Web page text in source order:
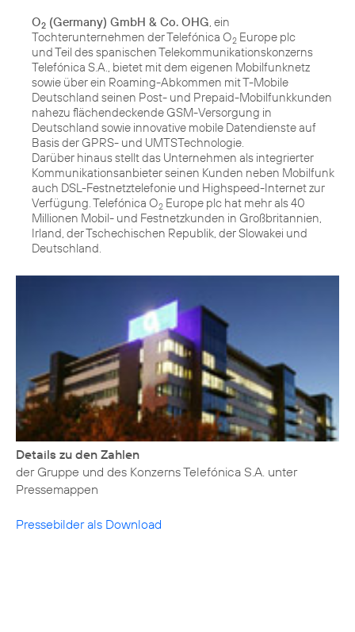
O2 (Germany) GmbH & Co. OHG, ein
Tochterunternehmen der Telefónica O2 Europe plc
und Teil des spanischen Telekommunikationskonzerns
Telefónica S.A., bietet mit dem eigenen Mobilfunknetz
sowie über ein Roaming-Abkommen mit T-Mobile
Deutschland seinen Post- und Prepaid-Mobilfunkkunden
nahezu flächendeckende GSM-Versorgung in
Deutschland sowie innovative mobile Datendienste auf
Basis der GPRS- und UMTSTechnologie.
Darüber hinaus stellt das Unternehmen als integrierter
Kommunikationsanbieter seinen Kunden neben Mobilfunk
auch DSL-Festnetztelefonie und Highspeed-Internet zur
Verfügung. Telefónica O2 Europe plc hat mehr als 40
Millionen Mobil- und Festnetzkunden in Großbritannien,
Irland, der Tschechischen Republik, der Slowakei und
Deutschland.
Details zu den Zahlen
der Gruppe und des Konzerns Telefónica S.A. unter
Pressemappen
Pressebilder als Download